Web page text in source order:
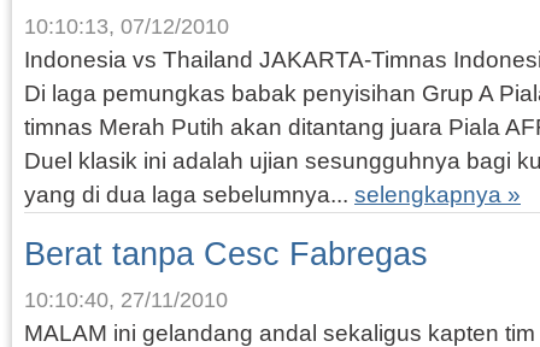
10:10:13, 07/12/2010
Indonesia vs Thailand JAKARTA-Timnas
Di laga pemungkas babak penyisihan Grup A
timnas Merah Putih akan ditantang juara Piala
Duel klasik ini adalah ujian sesungguhnya bagi
yang di dua laga sebelumnya... selengkapnya »
Berat tanpa Cesc Fabregas
10:10:40, 27/11/2010
MALAM ini gelandang andal sekaligus kapten